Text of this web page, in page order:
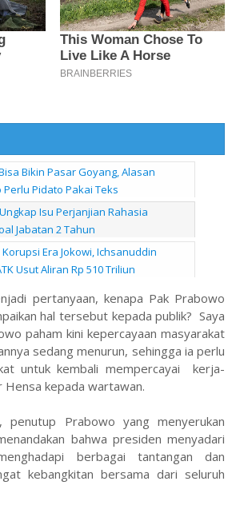
Bikin Pasar Goyang, Alasan
Pidato Pakai Teks
Ungkap Isu Perjanjian Rahasia
Jabatan 2 Tahun
Era Jokowi, Ichsanuddin
Usut Aliran Rp 510 Triliun
pertanyaan, kenapa Pak Prabowo
hal tersebut kepada publik? Saya
paham kini kepercayaan masyarakat
sedang menurun, sehingga ia perlu
untuk kembali mempercayai kerja-
kepada wartawan.
penutup Prabowo yang menyerukan
bahwa presiden menyadari
berbagai tantangan dan
kebangkitan bersama dari seluruh